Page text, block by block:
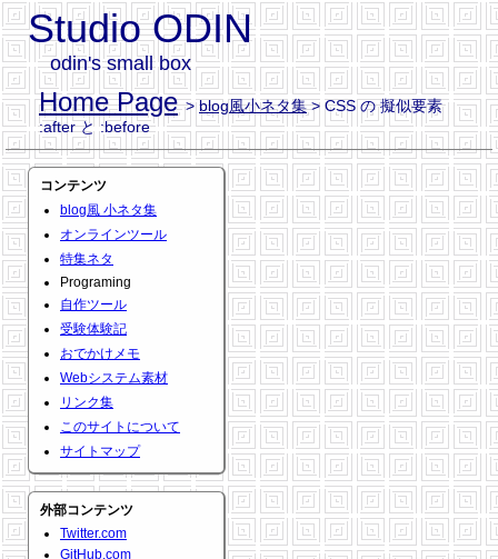
Studio ODIN
odin's small box
Home Page >blog風小ネタ集> CSS の 擬似要素
:after と :before
コンテンツ
blog風 小ネタ集
オンラインツール
特集ネタ
Programing
自作ツール
受験体験記
おでかけメモ
Webシステム素材
リンク集
このサイトについて
サイトマップ
外部コンテンツ
Twitter.com
GitHub.com